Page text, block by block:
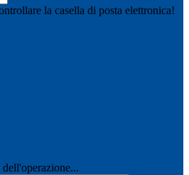
la casella di posta elettronica!